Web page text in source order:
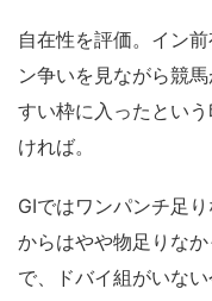
自在性を評価。イン
ン争いを見ながら競
すい枠に入ったとい
ければ。
GⅠではワンパンチ足
からはやや物足りな
で、ドバイ組がいない